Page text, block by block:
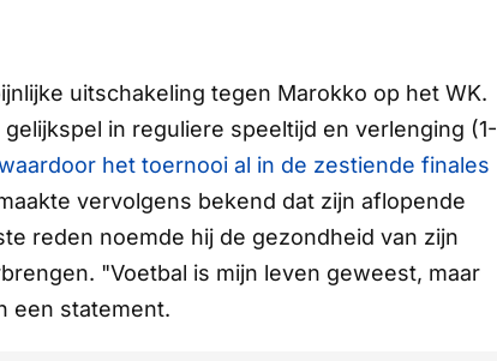
uitschakeling tegen Marokko op het WK.
in reguliere speeltijd en verlenging (1-
het toernooi al in de zestiende finales
vervolgens bekend dat zijn aflopende
reden noemde hij de gezondheid van zijn
"Voetbal is mijn leven geweest, maar
een statement.